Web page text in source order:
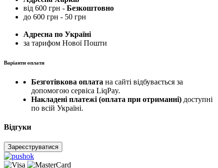
від 600 грн - Безкоштовно
до 600 грн - 50 грн
Адресна по Україні
за тарифом Нової Пошти
Варіанти оплати
Безготівкова оплата на сайті відбувається за
допомогою сервіса LiqPay.
Накладені платежі (оплата при отриманні) доступні
по всій Україні.
Відгуки
Зареєструватися